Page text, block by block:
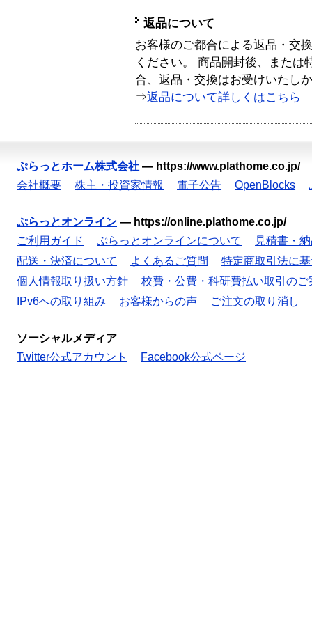
返品について
お客様のご都合による返品・交
ください。 商品開封後、または
合、返品・交換はお受けいたし
⇒返品について詳しくはこちら
ぷらっとホーム株式会社 — https://www.plathome.co.jp/
会社概要
株主・投資家情報 電子公告 OpenBlocks
ぷらっとオンライン — https://online.plathome.co.jp/
ご利用ガイド
ぷらっとオンラインについて
見積書・
配送・決済について
よくあるご質問
特定商取引法に
個人情報取り扱い方針
校費・公費・科研費払い取引のご
IPv6への取り組み
お客様からの声 ご注文の取り消し
ソーシャルメディア
Twitter公式アカウント
Facebook公式ページ